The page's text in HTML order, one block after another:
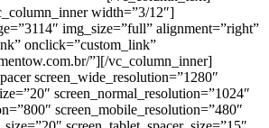
width=”3/12″]
img_size=”full” alignment=”right”
onclick=”custom_link”
”][/vc_column_inner]
screen_wide_resolution=”1280″
screen_normal_resolution=”1024″
screen_mobile_resolution=”480″